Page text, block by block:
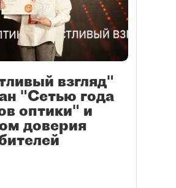
взгляд"
"Сетью года
оптики" и
доверия